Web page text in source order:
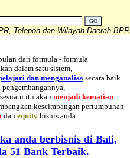
Telepon dan Wilayah Daerah BPR
dari formula - formula
dalam satu sistem,
dan menganalisa secara baik
itu akan menjadi kematian.
keseimbangan pertumbuhan
dan equitybisnis anda.
anda berbisnis di Bali,
51 Bank Terbaik.